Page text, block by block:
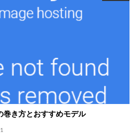
巻き方とおすすめモデル
1